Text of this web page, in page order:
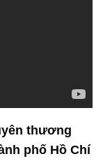
thương
phố Hồ Chí